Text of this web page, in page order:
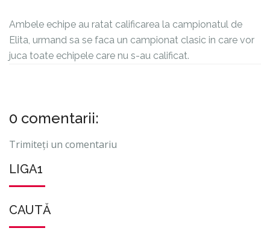
Ambele echipe au ratat calificarea la campionatul de
Elita, urmand sa se faca un campionat clasic in care vor
juca toate echipele care nu s-au calificat.
0 comentarii:
Trimiteți un comentariu
LIGA1
CAUTĂ